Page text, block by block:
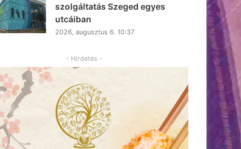
szolgáltatás Szeged egyes
utcáiban
2026, augusztus 6. 10:37
- Hirdetés -